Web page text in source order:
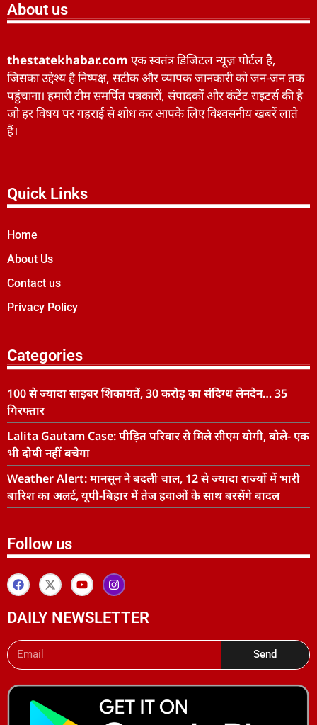
About us
thestatekhabar.com एक स्वतंत्र डिजिटल न्यूज़ पोर्टल है,
जिसका उद्देश्य है निष्पक्ष, सटीक और व्यापक जानकारी को जन-जन तक
पहुंचाना। हमारी टीम समर्पित पत्रकारों, संपादकों और कंटेंट राइटर्स की है
जो हर विषय पर गहराई से शोध कर आपके लिए विश्वसनीय खबरें लाते
हैं।
Quick Links
Home
About Us
Contact us
Privacy Policy
Categories
100 से ज्यादा साइबर शिकायतें, 30 करोड़ का संदिग्ध लेनदेन… 35
गिरफ्तार
Lalita Gautam Case: पीड़ित परिवार से मिले सीएम योगी, बोले- एक
भी दोषी नहीं बचेगा
Weather Alert: मानसून ने बदली चाल, 12 से ज्यादा राज्यों में भारी
बारिश का अलर्ट, यूपी-बिहार में तेज हवाओं के साथ बरसेंगे बादल
Follow us
DAILY NEWSLETTER
Send